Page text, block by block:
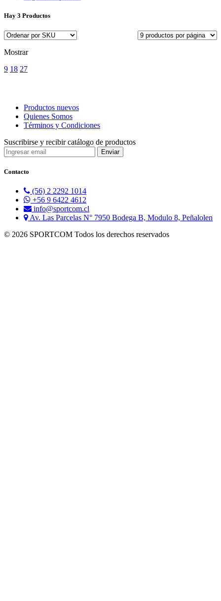
Hay 3 Productos
Mostrar
9 18 27
Productos nuevos
Quienes Somos
Términos y Condiciones
Suscribirse y recibir catálogo de productos
Contacto
(56) 2 2292 1014
+56 9 6422 4612
info@sportcom.cl
Av. Las Parcelas N° 7950 Bodega B, Modulo 8, Peñalolen
© 2026 SPORTCOM Todos los derechos reservados